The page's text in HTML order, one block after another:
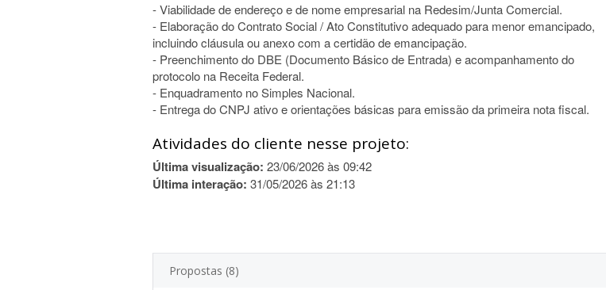
- Viabilidade de endereço e de nome empresarial na Redesim/Junta Comercial.
- Elaboração do Contrato Social / Ato Constitutivo adequado para menor emancipado,
incluindo cláusula ou anexo com a certidão de emancipação.
- Preenchimento do DBE (Documento Básico de Entrada) e acompanhamento do
protocolo na Receita Federal.
- Enquadramento no Simples Nacional.
- Entrega do CNPJ ativo e orientações básicas para emissão da primeira nota fiscal.
Atividades do cliente nesse projeto:
Última visualização: 23/06/2026 às 09:42
Última interação: 31/05/2026 às 21:13
Propostas (8)